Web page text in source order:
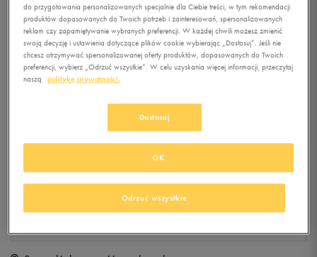
NIKE LYKIN 11 (PSV)
0.0( 0)
79,99 złz Vat
Produkt niedostępny
Jeśli artykuł będzie ponownie dostępny, otrzymasz od nas powiadomienie.
do przygotowania personalizowanych specjalnie dla Ciebie treści, w tym rekomendacji
produktów dopasowanych do Twoich potrzeb i zainteresowań, spersonalizowanych
reklam czy zapamiętywanie wybranych preferencji. W każdej chwili możesz zmienić
swoją decyzję i ustawienia dotyczące plików cookie wybierając „Dostosuj”. Jeśli nie
chcesz otrzymywać spersonalizowanej oferty produktów, dopasowanych do Twoich
preferencji, wybierz „Odrzuć wszystkie”. W celu uzyskania więcej informacji, przeczytaj
naszą
politykę prywatności.
Dostosuj
Odrzuć wszystkie
OK